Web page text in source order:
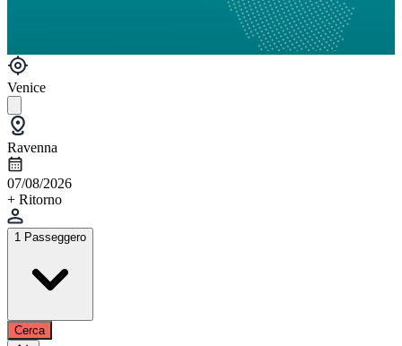
Venice
Ravenna
07/08/2026
+ Ritorno
1 Passeggero
Cerca